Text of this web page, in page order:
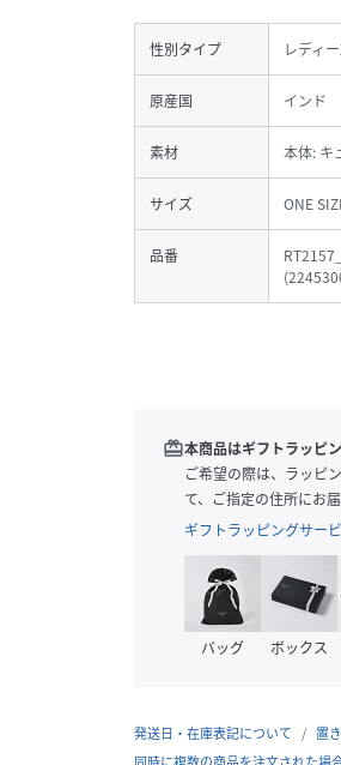
性別タイプ レディ
原産国 インド
素材 本体: キ
サイズ ONE
品番
(
redeem本商品はギフトラッピ
ご希望の際は、ラッピ
て、ご指定の住所にお届
ギフトラッピングサー
バッグ ボックス
発送日・在庫表記について 置